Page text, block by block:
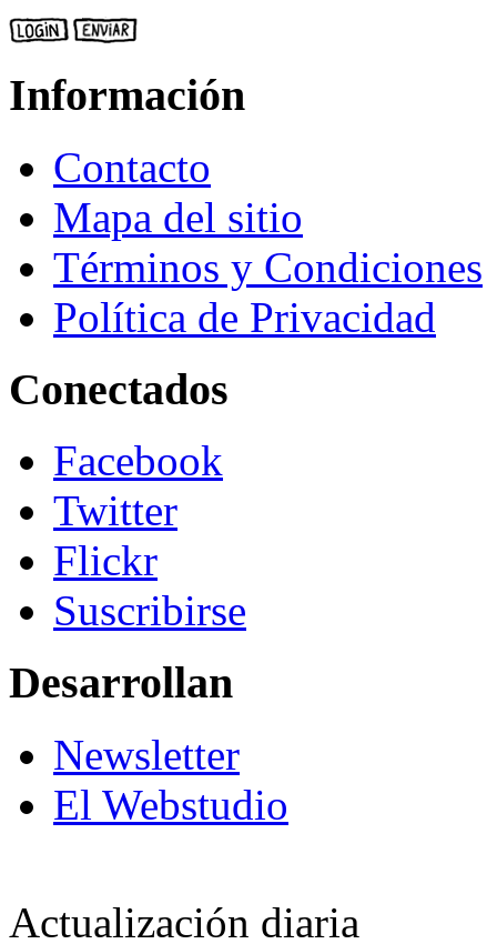
Información
Contacto
Mapa del sitio
Términos y Condiciones
Política de Privacidad
Conectados
Facebook
Twitter
Flickr
Suscribirse
Desarrollan
Newsletter
El Webstudio
Actualización diaria